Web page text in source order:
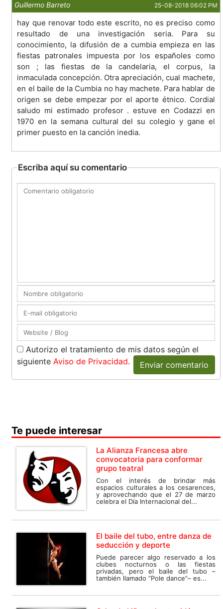
Guillermo Barreto 25-08-2018 06:02 PM
hay que renovar todo este escrito, no es preciso como
resultado de una investigación seria. Para su
conocimiento, la difusión de a cumbia empieza en las
fiestas patronales impuesta por los españoles como
son ; las fiestas de la candelaria, el corpus, la
inmaculada concepción. Otra apreciación, cual machete,
en el baile de la Cumbia no hay machete. Para hablar de
origen se debe empezar por el aporte étnico. Cordial
saludo mi estimado profesor . estuve en Codazzi en
1970 en la semana cultural del su colegio y gane el
primer puesto en la canción inedia.
Escriba aquí su comentario
Autorizo el tratamiento de mis datos según el
siguienteAviso de Privacidad. Enviar comentario
Te puede interesar
La Alianza Francesa abre
convocatoria para conformar
grupo teatral
Con el interés de brindar más
espacios culturales a los cesarences,
y aprovechando que el 27 de marzo
celebra el Día Internacional del...
El baile del tubo, entre danza de
seducción y deporte
Puede parecer algo reservado a los
clubes nocturnos o las fiestas
privadas, pero el baile del tubo –
también llamado “Pole dance”– es...